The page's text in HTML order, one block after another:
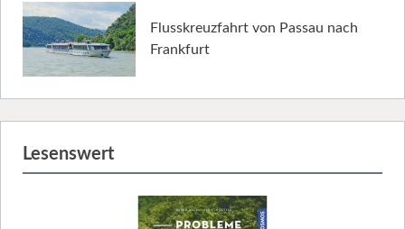
Flusskreuzfahrt von Passau nach
Frankfurt
Lesenswert